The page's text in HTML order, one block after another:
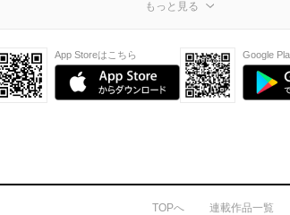
もっと見る
App Storeはこちら Google
TOPへ 連載作品一覧